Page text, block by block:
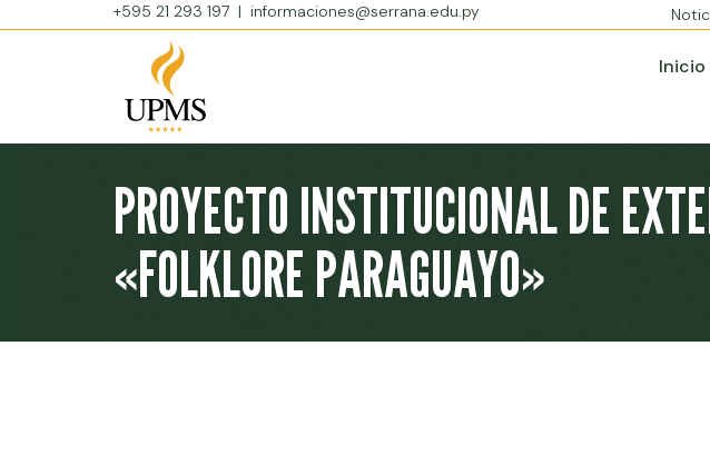
+595 21 293 197 | informaciones@serrana.edu.py
Inicio
PROYECTO INSTITUCIONAL DE
«FOLKLORE PARAGUAYO»